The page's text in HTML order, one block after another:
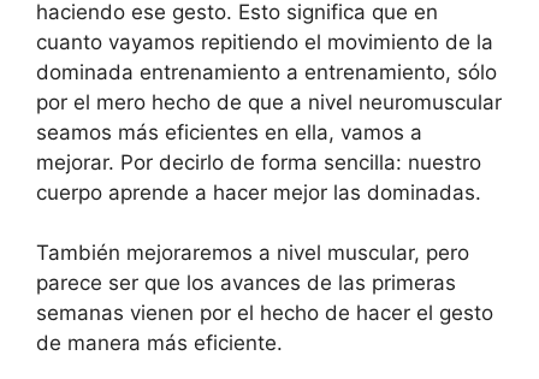
haciendo ese gesto. Esto significa que en
cuanto vayamos repitiendo el movimiento de la
dominada entrenamiento a entrenamiento, sólo
por el mero hecho de que a nivel neuromuscular
seamos más eficientes en ella, vamos a
mejorar. Por decirlo de forma sencilla: nuestro
cuerpo aprende a hacer mejor las dominadas.
También mejoraremos a nivel muscular, pero
parece ser que los avances de las primeras
semanas vienen por el hecho de hacer el gesto
de manera más eficiente.